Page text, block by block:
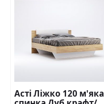
Асті Ліжко 120 м'яка